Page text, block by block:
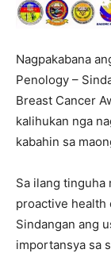
Nagpakabana
Penology –
Breast Cancer
kalihukan nga
kabahin sa
Sa ilang tinguha
proactive health
Sindangan ang
importansya sa